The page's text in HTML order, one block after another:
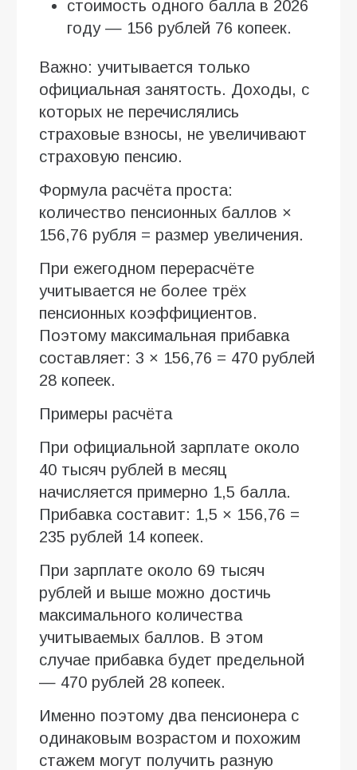
стоимость одного балла в 2026
году — 156 рублей 76 копеек.
Важно: учитывается только
официальная занятость. Доходы, с
которых не перечислялись
страховые взносы, не увеличивают
страховую пенсию.
Формула расчёта проста:
количество пенсионных баллов ×
156,76 рубля = размер увеличения.
При ежегодном перерасчёте
учитывается не более трёх
пенсионных коэффициентов.
Поэтому максимальная прибавка
составляет: 3 × 156,76 = 470 рублей
28 копеек.
Примеры расчёта
При официальной зарплате около
40 тысяч рублей в месяц
начисляется примерно 1,5 балла.
Прибавка составит: 1,5 × 156,76 =
235 рублей 14 копеек.
При зарплате около 69 тысяч
рублей и выше можно достичь
максимального количества
учитываемых баллов. В этом
случае прибавка будет предельной
— 470 рублей 28 копеек.
Именно поэтому два пенсионера с
одинаковым возрастом и похожим
стажем могут получить разную